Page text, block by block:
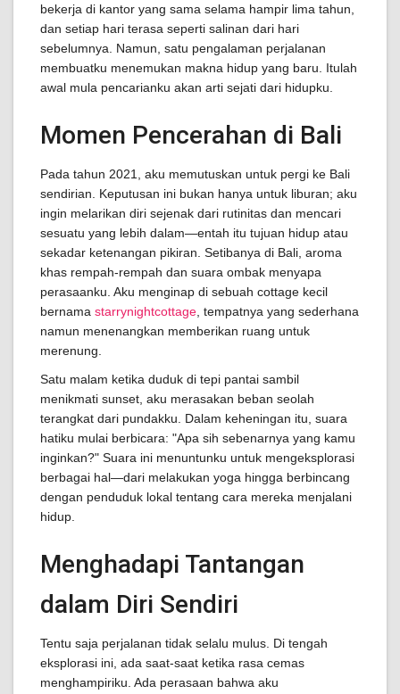
bekerja di kantor yang sama selama hampir lima tahun,
dan setiap hari terasa seperti salinan dari hari
sebelumnya. Namun, satu pengalaman perjalanan
membuatku menemukan makna hidup yang baru. Itulah
awal mula pencarianku akan arti sejati dari hidupku.
Momen Pencerahan di Bali
Pada tahun 2021, aku memutuskan untuk pergi ke Bali
sendirian. Keputusan ini bukan hanya untuk liburan; aku
ingin melarikan diri sejenak dari rutinitas dan mencari
sesuatu yang lebih dalam—entah itu tujuan hidup atau
sekadar ketenangan pikiran. Setibanya di Bali, aroma
khas rempah-rempah dan suara ombak menyapa
perasaanku. Aku menginap di sebuah cottage kecil
bernama starrynightcottage , tempatnya yang sederhana
namun menenangkan memberikan ruang untuk
merenung.
Satu malam ketika duduk di tepi pantai sambil
menikmati sunset, aku merasakan beban seolah
terangkat dari pundakku. Dalam keheningan itu, suara
hatiku mulai berbicara: "Apa sih sebenarnya yang kamu
inginkan?" Suara ini menuntunku untuk mengeksplorasi
berbagai hal—dari melakukan yoga hingga berbincang
dengan penduduk lokal tentang cara mereka menjalani
hidup.
Menghadapi Tantangan
dalam Diri Sendiri
Tentu saja perjalanan tidak selalu mulus. Di tengah
eksplorasi ini, ada saat-saat ketika rasa cemas
menghampiriku. Ada perasaan bahwa aku